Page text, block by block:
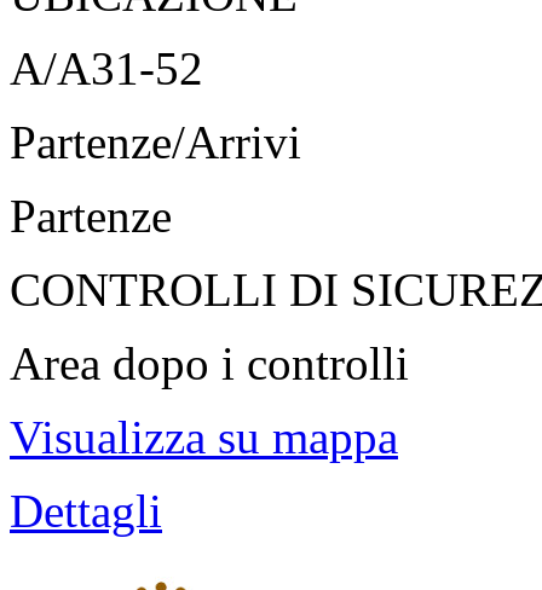
A/A31-52
Partenze/Arrivi
Partenze
CONTROLLI DI
Area dopo i controlli
Visualizza su mappa
Dettagli